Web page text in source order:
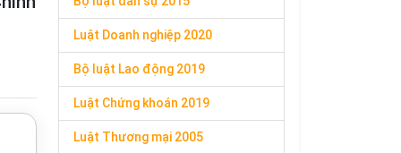
Luật Doanh nghiệp 2020
Bộ luật Lao động 2019
Luật Chứng khoán 2019
Luật Thương mại 2005